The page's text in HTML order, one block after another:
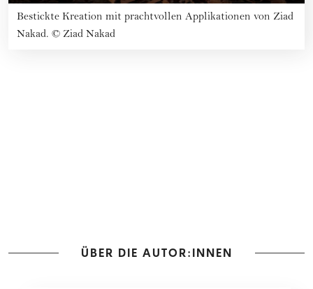
Bestickte Kreation mit prachtvollen Applikationen von Ziad
Nakad. © Ziad Nakad
ÜBER DIE AUTOR:INNEN